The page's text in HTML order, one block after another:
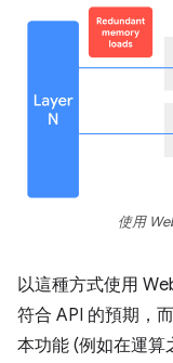
使用
以這種方式使用
符合 API 的預期，
本功能 (例如在運算